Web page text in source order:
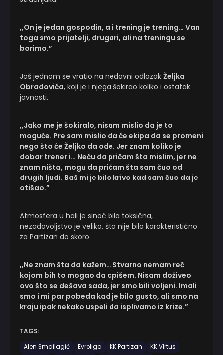
,,On je jedan gospodin, ali trening je trening… Van
toga smo prijatelji, drugari, ali na treningu se
borimo.”
Još jednom se vratio na nedavni odlazak Željka
Obradovića, koji je i njega šokirao koliko i ostatak
javnosti.
,,Jako me je šokiralo, nisam mislio da je to
moguće. Pre sam mislio da će ekipa da se promeni
nego što će Željko da ode. Jer znam koliko je
dobar trener i… Neću da pričam šta mislim, jer ne
znam ništa, mogu da pričam šta sam čuo od
drugih ljudi. Baš mi je bilo krivo kad sam čuo da je
otišao.”
Atmosfera u hali je sinoć bila toksična,
nezadovoljstvo je veliko, što nije bilo karakteristično
za Partizan do skoro.
,,Ne znam šta da kažem… Stvarno nemam reč
kojom bih to mogao da opišem. Nisam doživeo
ovo što se dešava sada, jer smo bili voljeni. Imali
smo i mi par pobeda kad je bilo gusto, ali smo na
kraju ipak nekako uspeli da isplivamo iz krize.”
TAGS:
Alen Smailagić
Evroliga KK Partizan KK VIrtus